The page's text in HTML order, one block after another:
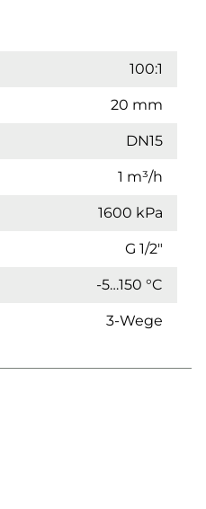
100:1
20 mm
DN15
1 m³/h
1600 kPa
G 1/2"
-5…150 °C
3-Wege